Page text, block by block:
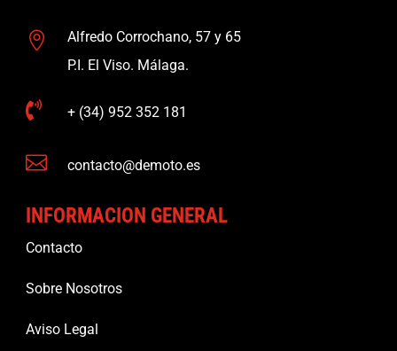

Alfredo Corrochano, 57 y 65
P.I. El Viso. Málaga.
 + (34) 952 352 181
 contacto@demoto.es
INFORMACION GENERAL
Contacto
Sobre Nosotros
Aviso Legal